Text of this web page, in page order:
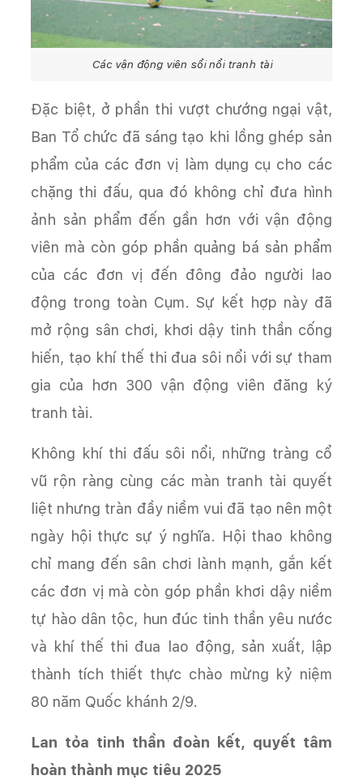
Các vận động viên sổi nổi tranh tài
Đặc biệt, ở phần thi vượt chướng ngại vật,
Ban Tổ chức đã sáng tạo khi lồng ghép sản
phẩm của các đơn vị làm dụng cụ cho các
chặng thi đấu, qua đó không chỉ đưa hình
ảnh sản phẩm đến gần hơn với vận động
viên mà còn góp phần quảng bá sản phẩm
của các đơn vị đến đông đảo người lao
động trong toàn Cụm. Sự kết hợp này đã
mở rộng sân chơi, khơi dậy tinh thần cống
hiến, tạo khí thế thi đua sôi nổi với sự tham
gia của hơn 300 vận động viên đăng ký
tranh tài.
Không khí thi đấu sôi nổi, những tràng cổ
vũ rộn ràng cùng các màn tranh tài quyết
liệt nhưng tràn đầy niềm vui đã tạo nên một
ngày hội thực sự ý nghĩa. Hội thao không
chỉ mang đến sân chơi lành mạnh, gắn kết
các đơn vị mà còn góp phần khơi dậy niềm
tự hào dân tộc, hun đúc tinh thần yêu nước
và khí thế thi đua lao động, sản xuất, lập
thành tích thiết thực chào mừng kỷ niệm
80 năm Quốc khánh 2/9.
Lan tỏa tinh thần đoàn kết, quyết tâm
hoàn thành mục tiêu 2025